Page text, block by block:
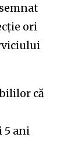
ori
că
5 ani